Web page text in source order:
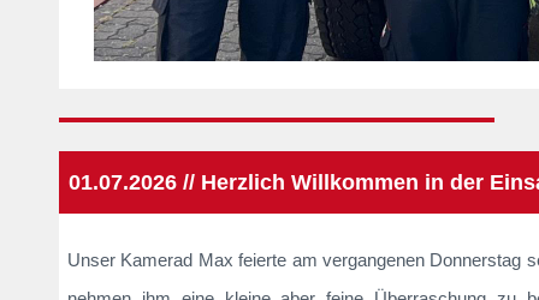
01.07.2026 // Herzlich Willkommen in der
Unser Kamerad Max feierte am vergangenen Donnerstag